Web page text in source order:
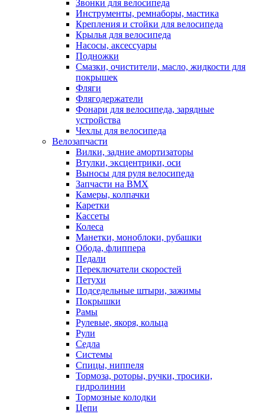
Звонки для велосипеда
Инструменты, ремнаборы, мастика
Крепления и стойки для велосипеда
Крылья для велосипеда
Насосы, аксессуары
Подножки
Смазки, очистители, масло, жидкости для
покрышек
Фляги
Флягодержатели
Фонари для велосипеда, зарядные
устройства
Чехлы для велосипеда
Велозапчасти
Вилки, задние амортизаторы
Втулки, эксцентрики, оси
Выносы для руля велосипеда
Запчасти на BMX
Камеры, колпачки
Каретки
Кассеты
Колеса
Манетки, моноблоки, рубашки
Обода, флиппера
Педали
Переключатели скоростей
Петухи
Подседельные штыри, зажимы
Покрышки
Рамы
Рулевые, якоря, кольца
Рули
Седла
Системы
Спицы, ниппеля
Тормоза, роторы, ручки, тросики,
гидролинии
Тормозные колодки
Цепи